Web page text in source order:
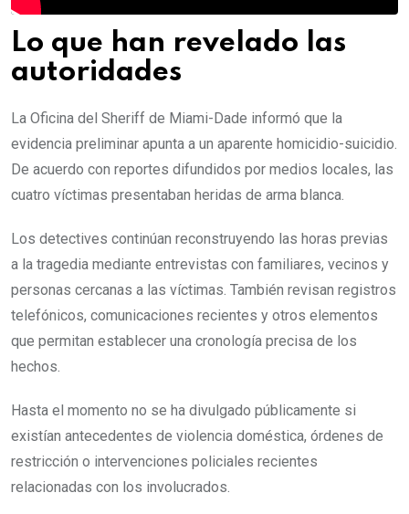
Lo que han revelado las
autoridades
La Oficina del Sheriff de Miami-Dade informó que la
evidencia preliminar apunta a un aparente homicidio-suicidio.
De acuerdo con reportes difundidos por medios locales, las
cuatro víctimas presentaban heridas de arma blanca.
Los detectives continúan reconstruyendo las horas previas
a la tragedia mediante entrevistas con familiares, vecinos y
personas cercanas a las víctimas. También revisan registros
telefónicos, comunicaciones recientes y otros elementos
que permitan establecer una cronología precisa de los
hechos.
Hasta el momento no se ha divulgado públicamente si
existían antecedentes de violencia doméstica, órdenes de
restricción o intervenciones policiales recientes
relacionadas con los involucrados.